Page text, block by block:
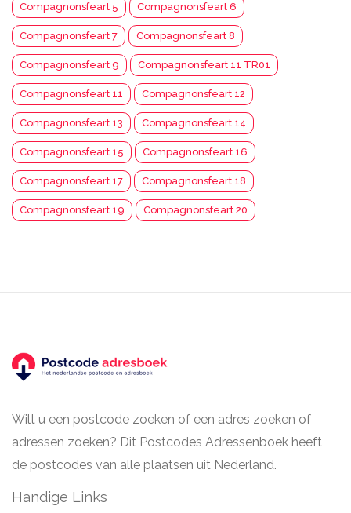
Compagnonsfeart 5 Compagnonsfeart 6
Compagnonsfeart 7 Compagnonsfeart 8
Compagnonsfeart 9 Compagnonsfeart 11 TR01
Compagnonsfeart 11 Compagnonsfeart 12
Compagnonsfeart 13 Compagnonsfeart 14
Compagnonsfeart 15 Compagnonsfeart 16
Compagnonsfeart 17 Compagnonsfeart 18
Compagnonsfeart 19 Compagnonsfeart 20
Wilt u een postcode zoeken of een adres zoeken of
adressen zoeken? Dit Postcodes Adressenboek heeft
de postcodes van alle plaatsen uit Nederland.
Handige Links